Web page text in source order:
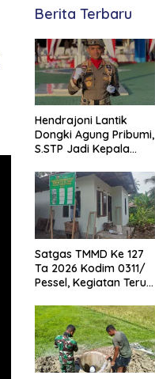
Berita Terbaru
Hendrajoni Lantik
Dongki Agung Pribumi,
S.STP Jadi Kepala
Damkar Pesisir
Selatan
Satgas TMMD Ke 127
Ta 2026 Kodim 0311/
Pessel, Kegiatan Terus